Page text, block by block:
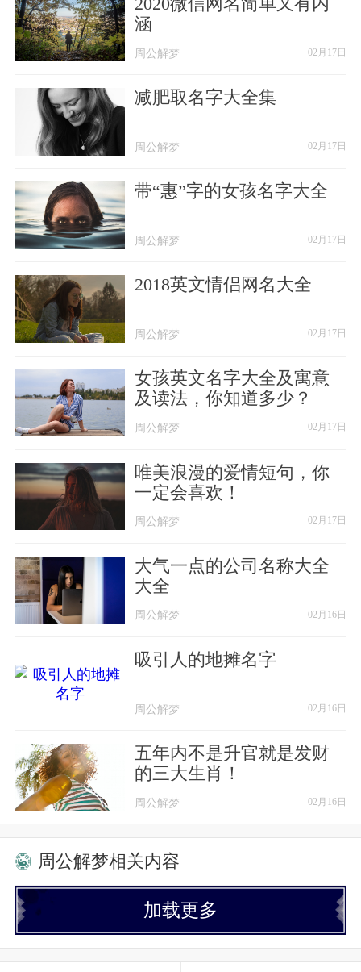
等我回家❀
────────
爆棚少女心的qq分组
里整理了爆棚少女心的qq分组，希望各位
小仙女喜欢。
────────
ッ心在投降ッ
ッ伴而不弃ッ
────────
【一个愿】
☄我许了好久☄
【一份爱】
☄我守了好久☄
【一个人】
☄我爱了好久 ☄
涵
周公解梦 02月17日
周公解梦
减肥取名字大全集
周公解梦 02月17日
周公解梦
带“惠”字的女孩名字大全
周公解梦 02月17日
周公解梦
2018英文情侣网名大全
周公解梦 02月17日
周公解梦
女孩英文名字大全及寓意
及读法，你知道多少？
周公解梦 02月17日
周公解梦
唯美浪漫的爱情短句，你
一定会喜欢！
周公解梦 02月17日
周公解梦
大气一点的公司名称大全
大全
周公解梦 02月16日
周公解梦
吸引人的地摊名字
周公解梦 02月16日
周公解梦
五年内不是升官就是发财
的三大生肖！
周公解梦 02月16日
周公解梦
周公解梦相关内容
加载更多